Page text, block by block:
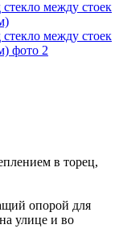
в торец,
опорой для
улице и во